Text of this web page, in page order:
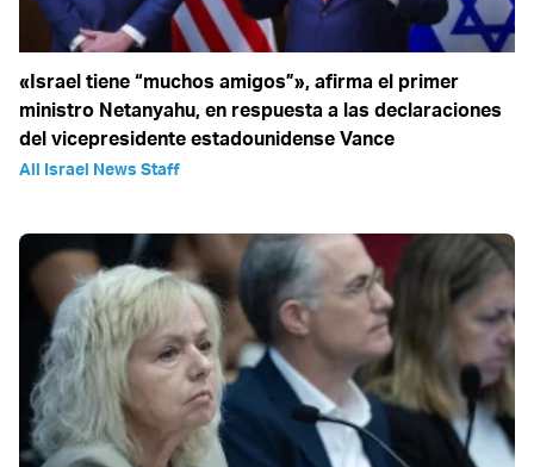
«Israel tiene “muchos amigos”», afirma el primer
ministro Netanyahu, en respuesta a las declaraciones
del vicepresidente estadounidense Vance
All Israel News Staff